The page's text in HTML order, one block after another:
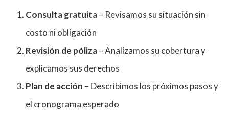
Consulta gratuita– Revisamos su situación sin
costo ni obligación
Revisión de póliza– Analizamos su cobertura y
explicamos sus derechos
Plan de acción – Describimos los próximos pasos y
el cronograma esperado